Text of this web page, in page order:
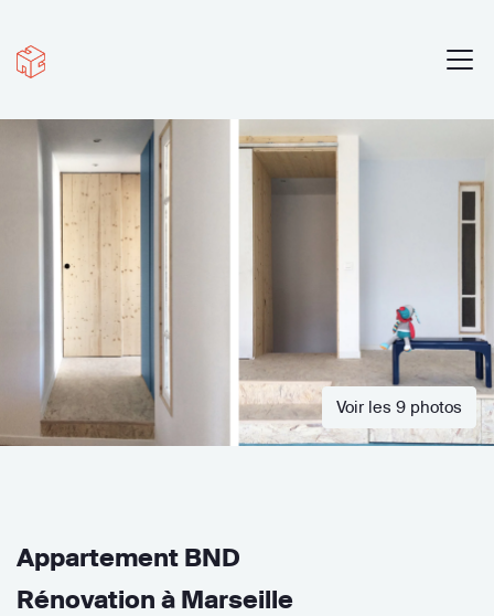
Voir les 9 photos
Appartement BND
Rénovation à Marseille